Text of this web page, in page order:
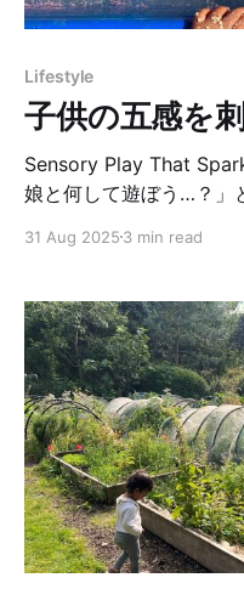
の横にひっそりと佇む
自然の中に溶け込むよう
囲気のある場所です。 だんだん寒くなってきたので、リ
日向で
Lifestyle
子供の五感を
Sensory Play That Sparks
娘と何して遊ぼう…？」
す。 メッシープレイとも呼ばれるこの遊びは、子供が口
粘土、光るボール、動
激するアイテムでいっ
ても怒られない。子供
です。 もちろん家でもできますが、掃除が大変なのでこ
うした場は本当にあり
だろうなぁと思います
い、どんな世界を作る
う。 今回の一番のお気に入りは、なんとベイクドビーン
ズでできた恐竜時代の
ッシュブレックファス
31 Aug 2025 3 min read